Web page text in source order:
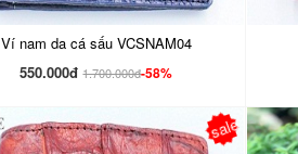
Ví nam da cá sấu VCSNAM04
550.000đ 1.700.000đ-58%
sale